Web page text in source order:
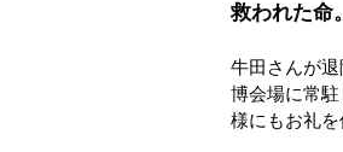
救われた命
牛田さんが
博会場に常
様にもお礼を